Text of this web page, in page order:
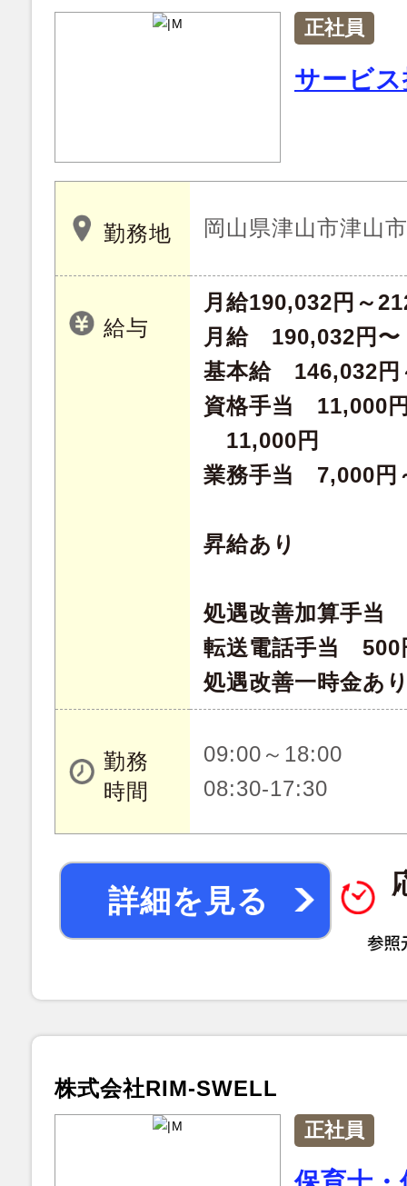
正社員
サービ
勤務地 岡山県津山市津山市
給与
月給190,032円～
月給 190,032円〜
基本給 146,032円
資格手当 11,000
11,000円
業務手当 7,000円
昇給あり
処遇改善加算手当
転送電話手当 500
処遇改善一時金あ
勤務
時間
09:00～18:00
08:30-17:30
詳細を見る
株式会社RIM-SWELL
正社員